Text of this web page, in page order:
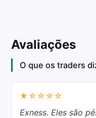
Avaliações
O que os traders
★☆☆☆☆
Exness. Eles são